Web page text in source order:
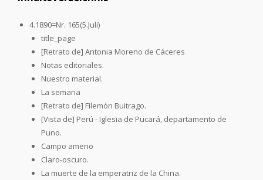
4.1890=Nr. 165(5.Juli)
title_page
[Retrato de] Antonia Moreno de Cáceres
Notas editoriales.
Nuestro material.
La semana
[Retrato de] Filemón Buitrago.
[Vista de] Perú - Iglesia de Pucará, departamento de
Puno.
Campo ameno
Claro-oscuro.
La muerte de la emperatriz de la China.